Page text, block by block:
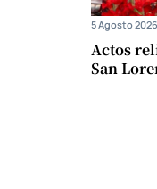
Actos
San
5 Agosto 2026